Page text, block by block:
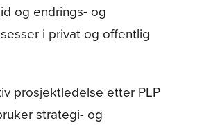
og endrings- og
i privat og offentlig
prosjektledelse etter PLP
strategi- og